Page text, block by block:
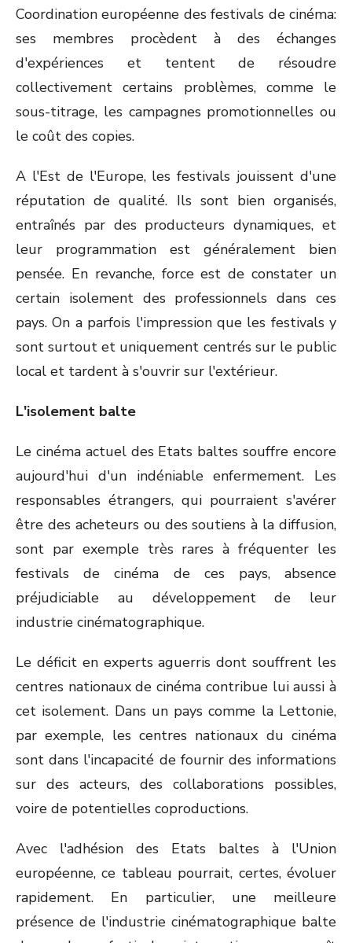
Coordination européenne des festivals de cinéma:
ses membres procèdent à des échanges
d'expériences et tentent de résoudre
collectivement certains problèmes, comme le
sous-titrage, les campagnes promotionnelles ou
le coût des copies.
A l'Est de l'Europe, les festivals jouissent d'une
réputation de qualité. Ils sont bien organisés,
entraînés par des producteurs dynamiques, et
leur programmation est généralement bien
pensée. En revanche, force est de constater un
certain isolement des professionnels dans ces
pays. On a parfois l'impression que les festivals y
sont surtout et uniquement centrés sur le public
local et tardent à s'ouvrir sur l'extérieur.
L'isolement balte
Le cinéma actuel des Etats baltes souffre encore
aujourd'hui d'un indéniable enfermement. Les
responsables étrangers, qui pourraient s'avérer
être des acheteurs ou des soutiens à la diffusion,
sont par exemple très rares à fréquenter les
festivals de cinéma de ces pays, absence
préjudiciable au développement de leur
industrie cinématographique.
Le déficit en experts aguerris dont souffrent les
centres nationaux de cinéma contribue lui aussi à
cet isolement. Dans un pays comme la Lettonie,
par exemple, les centres nationaux du cinéma
sont dans l'incapacité de fournir des informations
sur des acteurs, des collaborations possibles,
voire de potentielles coproductions.
Avec l'adhésion des Etats baltes à l'Union
européenne, ce tableau pourrait, certes, évoluer
rapidement. En particulier, une meilleure
présence de l'industrie cinématographique balte